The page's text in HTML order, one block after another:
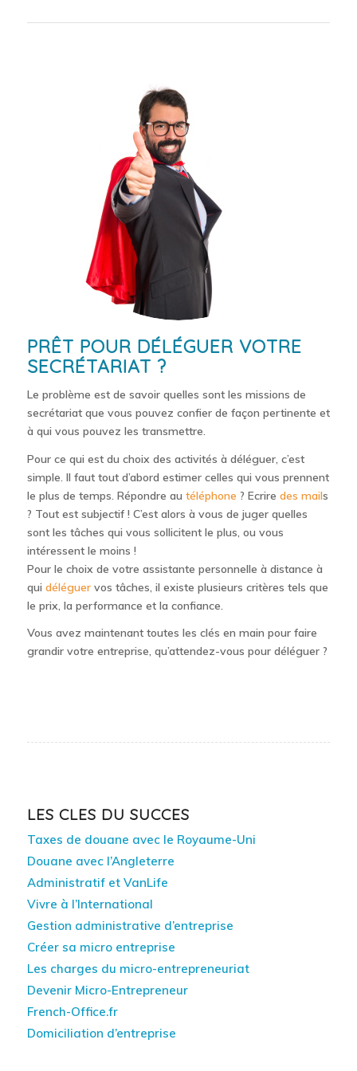
PRÊT POUR DÉLÉGUER VOTRE
SECRÉTARIAT ?
Le problème est de savoir quelles sont les missions de
secrétariat que vous pouvez confier de façon pertinente et
à qui vous pouvez les transmettre.
Pour ce qui est du choix des activités à déléguer, c’est
simple. Il faut tout d’abord estimer celles qui vous prennent
le plus de temps. Répondre au téléphone ? Ecrire des mails
? Tout est subjectif ! C’est alors à vous de juger quelles
sont les tâches qui vous sollicitent le plus, ou vous
intéressent le moins !
Pour le choix de votre assistante personnelle à distance à
qui déléguervos tâches, il existe plusieurs critères tels que
le prix, la performance et la confiance.
Vous avez maintenant toutes les clés en main pour faire
grandir votre entreprise, qu’attendez-vous pour déléguer ?
LES CLES DU SUCCES
Taxes de douane avec le Royaume-Uni
Douane avec l’Angleterre
Administratif et VanLife
Vivre à l’International
Gestion administrative d’entreprise
Créer sa micro entreprise
Les charges du micro-entrepreneuriat
Devenir Micro-Entrepreneur
French-Office.fr
Domiciliation d’entreprise